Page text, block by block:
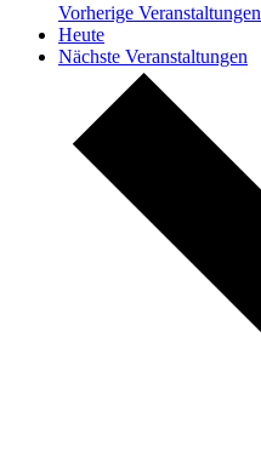
Vorherige Veranstaltungen
Heute
Nächste Veranstaltungen